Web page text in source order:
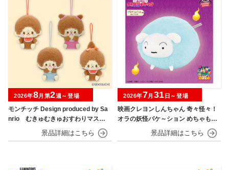
モンチッチ Design produced by Sa
nrio むきゅむきゅおすわりマスコ
2026年8月第2週～登場
映画クレヨンしんちゃん 奇々怪々！
オラの妖怪バケ～ション めちゃもふ
ぐっとぬいぐるみ シロ
2026年7月 31 日～登場